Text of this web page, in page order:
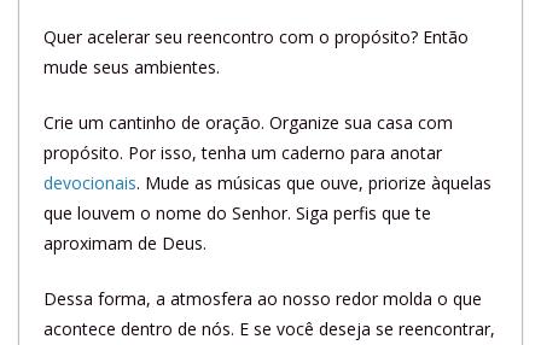
Quer acelerar seu reencontro com o propósito? Então
mude seus ambientes.
Crie um cantinho de oração. Organize sua casa com
propósito. Por isso, tenha um caderno para anotar
devocionais. Mude as músicas que ouve, priorize àquelas
que louvem o nome do Senhor. Siga perfis que te
aproximam de Deus.
Dessa forma, a atmosfera ao nosso redor molda o que
acontece dentro de nós. E se você deseja se reencontrar,